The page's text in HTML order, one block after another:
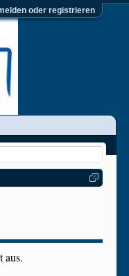
oder registrieren
aus.